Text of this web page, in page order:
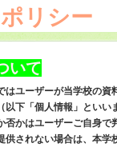
リシー
いて
ユーザーが当学校の資
下「個人情報」といい
かはユーザーご自身で
供されない場合は、本